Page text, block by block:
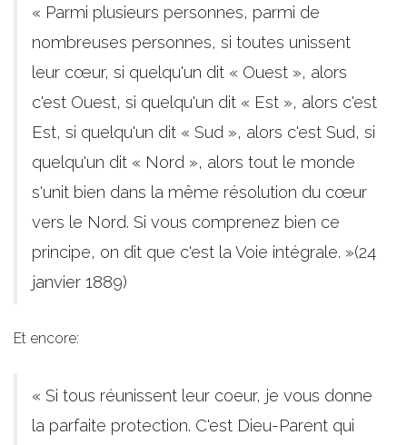
« Parmi plusieurs personnes, parmi de
nombreuses personnes, si toutes unissent
leur cœur, si quelqu'un dit « Ouest », alors
c'est Ouest, si quelqu'un dit « Est », alors c'est
Est, si quelqu'un dit « Sud », alors c'est Sud, si
quelqu'un dit « Nord », alors tout le monde
s'unit bien dans la même résolution du cœur
vers le Nord. Si vous comprenez bien ce
principe, on dit que c'est la Voie intégrale. »(24
janvier 1889)
Et encore:
« Si tous réunissent leur coeur, je vous donne
la parfaite protection. C'est Dieu-Parent qui